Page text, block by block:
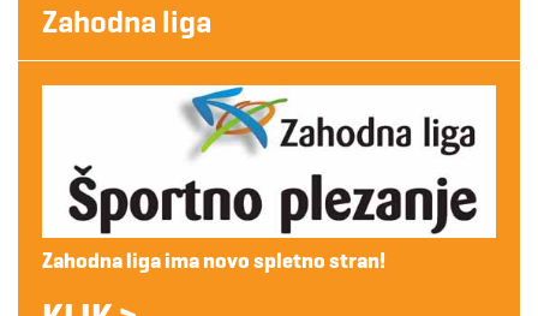
Zahodna liga
Zahodna liga ima novo spletno stran!